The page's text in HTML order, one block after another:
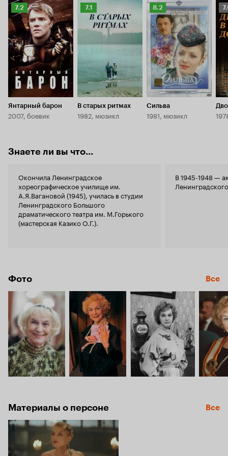
Рейтинг
Кинопоиска
7.2
7.2
Янтарный барон
2007, боевик
Рейтинг
Кинопоиска
7.1
7.1
В старых ритмах
1982, мюзикл
Рейтинг
Кинопоиска
8.2
8.2
Сильва
1981, мюзикл
Знаете ли вы что...
Окончила Ленинградское
хореографическое училище им.
А.Я.Вагановой (1945), училась в студии
Ленинградского Большого
драматического театра им. М.Горького
(мастерская Казико О.Г.).
В 1945-1948 —
Фото Все
Материалы о персоне Все